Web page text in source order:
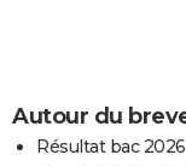
Autour du
Résultat bac 2026